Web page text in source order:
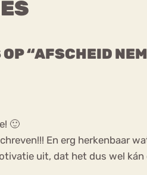
“AFSCHEID
🙂
En erg herkenbaar
uit, dat het dus wel